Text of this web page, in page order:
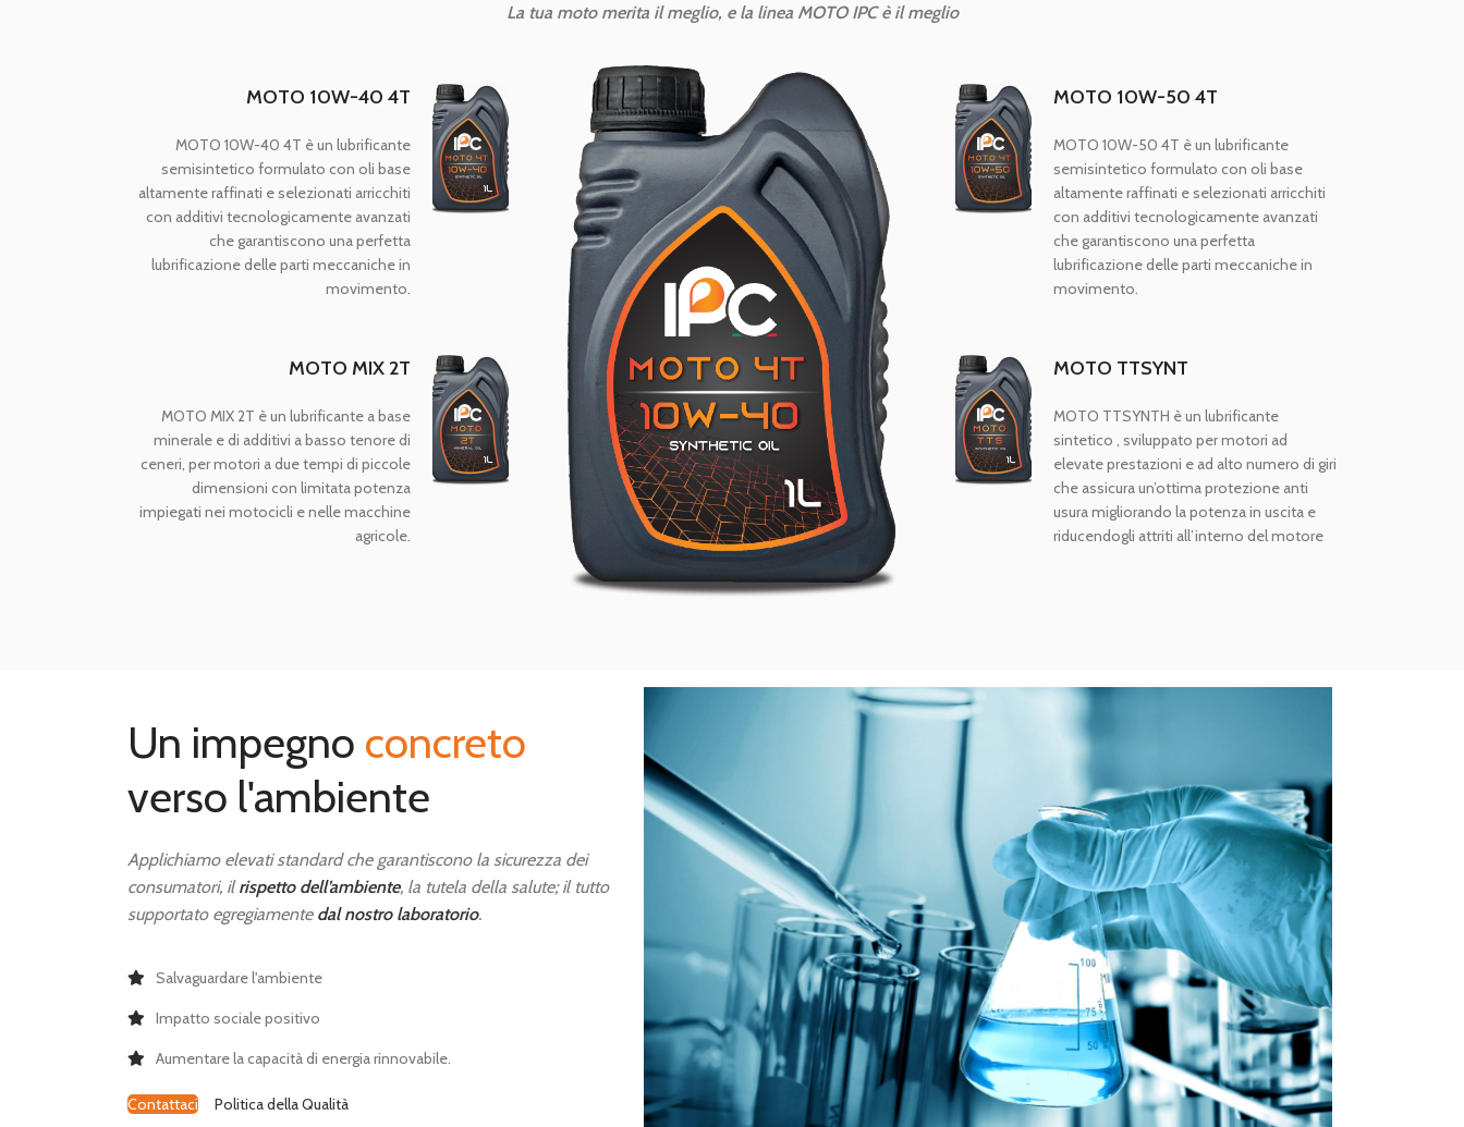
La tua moto merita il meglio, e la linea MOTO IPC è il meglio
MOTO 10W-40 4T
MOTO 10W-40 4T è un lubrificante
semisintetico formulato con oli base
altamente raffinati e selezionati arricchiti
con additivi tecnologicamente avanzati
che garantiscono una perfetta
lubrificazione delle parti meccaniche in
movimento.
MOTO MIX 2T
MOTO MIX 2T è un lubrificante a base
minerale e di additivi a basso tenore di
ceneri, per motori a due tempi di piccole
dimensioni con limitata potenza
impiegati nei motocicli e nelle macchine
agricole.
MOTO 10W-50 4T
MOTO 10W-50 4T è un lubrificante
semisintetico formulato con oli base
altamente raffinati e selezionati arricchiti
con additivi tecnologicamente avanzati
che garantiscono una perfetta
lubrificazione delle parti meccaniche in
movimento.
MOTO TTSYNT
MOTO TTSYNTH è un lubrificante
sintetico , sviluppato per motori ad
elevate prestazioni e ad alto numero di giri
che assicura un’ottima protezione anti
usura migliorando la potenza in uscita e
riducendogli attriti all’interno del motore
Un impegno concreto
verso l'ambiente
Applichiamo elevati standard che garantiscono la sicurezza dei
consumatori, ilrispetto dell’ambiente, la tutela della salute; il tutto
supportato egregiamente dal nostro laboratorio.
Salvaguardare l'ambiente
Impatto sociale positivo
Aumentare la capacità di energia rinnovabile.
Contattaci Politica della Qualità